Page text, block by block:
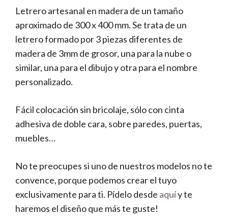
Letrero artesanal en madera de un tamaño
aproximado de 300 x 400 mm. Se trata de un
letrero formado por 3 piezas diferentes de
madera de 3mm de grosor, una para la nube o
similar, una para el dibujo y otra para el nombre
personalizado.
Fácil colocación sin bricolaje, sólo con cinta
adhesiva de doble cara, sobre paredes, puertas,
muebles…
No te preocupes si uno de nuestros modelos no te
convence, porque podemos crear el tuyo
exclusivamente para ti. Pídelo desde aquíy te
haremos el diseño que más te guste!